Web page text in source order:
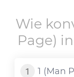
Wie
Page) in
1 (Man